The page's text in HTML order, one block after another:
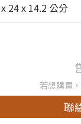
24 x 14.2 公分
若想購買
聯